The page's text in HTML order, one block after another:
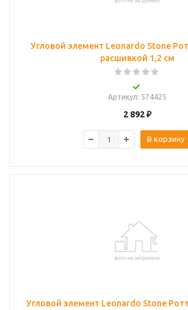
Угловой элемент Leonardo Stone
расшивкой 1,2 см
Артикул: 574425
2 892₽
В корзину
Угловой элемент Leonardo Stone